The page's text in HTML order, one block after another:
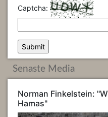
Captcha:
Senaste Media
Norman Finkelstein:
Hamas"